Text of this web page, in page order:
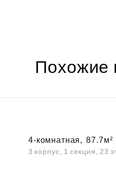
Похожие
4-комнатная, 87.7м²
3 корпус, 1 секция, 23